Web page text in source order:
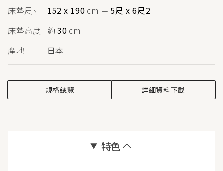
床墊尺寸 152 x 190 cm ＝ 5尺 x 6尺2
床墊高度 約 30 cm
產地
日本
規格總覽 詳細資料下載
特色